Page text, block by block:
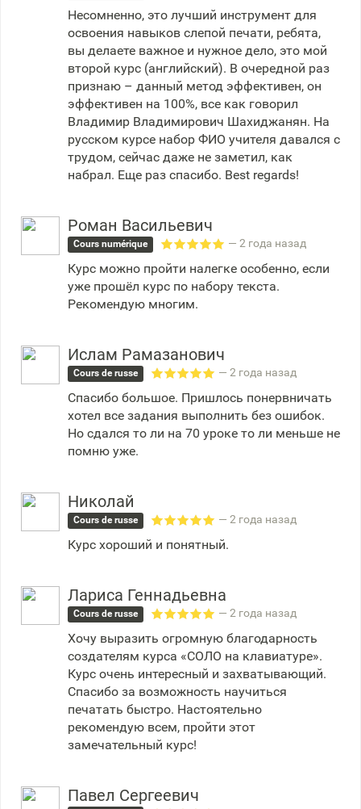
Несомненно, это лучший инструмент для
освоения навыков слепой печати, ребята,
вы делаете важное и нужное дело, это мой
второй курс (английский). В очередной раз
признаю – данный метод эффективен, он
эффективен на 100%, все как говорил
Владимир Владимирович Шахиджанян. На
русском курсе набор ФИО учителя давался с
трудом, сейчас даже не заметил, как
набрал. Еще раз спасибо. Best regards!
Роман Васильевич
Cours numérique — 2 года назад
Курс можно пройти налегке особенно, если
уже прошёл курс по набору текста.
Рекомендую многим.
Ислам Рамазанович
Cours de russe — 2 года назад
Спасибо большое. Пришлось понервничать
хотел все задания выполнить без ошибок.
Но сдался то ли на 70 уроке то ли меньше не
помню уже.
Николай
Cours de russe — 2 года назад
Курс хороший и понятный.
Лариса Геннадьевна
Cours de russe — 2 года назад
Хочу выразить огромную благодарность
создателям курса «СОЛО на клавиатуре».
Курс очень интересный и захватывающий.
Спасибо за возможность научиться
печатать быстро. Настоятельно
рекомендую всем, пройти этот
замечательный курс!
Павел Сергеевич